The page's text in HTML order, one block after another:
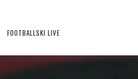
FOOTBALLSKI LIVE